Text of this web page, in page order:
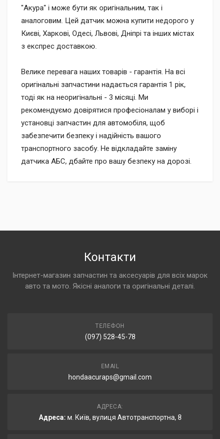
"Акура" і може бути як оригінальним, так і
аналоговим. Цей датчик можна купити недорого у
Києві, Харкові, Одесі, Львові, Дніпрі та інших містах
з експрес доставкою.
Велике перевага наших товарів - гарантія. На всі
оригінальні запчастини надається гарантія 1 рік,
тоді як на неоригінальні - 3 місяці. Ми
рекомендуємо довірятися професіоналам у виборі і
установці запчастин для автомобіля, щоб
забезпечити безпеку і надійність вашого
транспортного засобу. Не відкладайте заміну
датчика АБС, дбайте про вашу безпеку на дорозі.
Контакти
Інтернет-магазин запчастин та аксесуарів для всіх марок
авто та мото. Якісні аналоги та оригінальні деталі.
ТЕЛЕФОН
(097) 528-45-78
EMAIL
hondaacuraps@gmail.com
АДРЕСА:
Адреса: м. Київ, вулиця Автотранспортна, 8